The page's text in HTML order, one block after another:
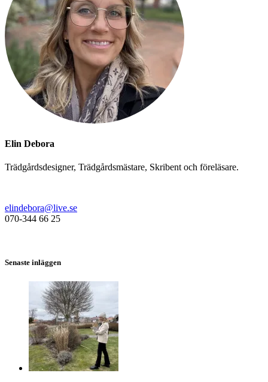
Elin Debora
Trädgårdsdesigner, Trädgårdsmästare, Skribent och föreläsare.
elindebora@live.se
070-344 66 25
Senaste inläggen